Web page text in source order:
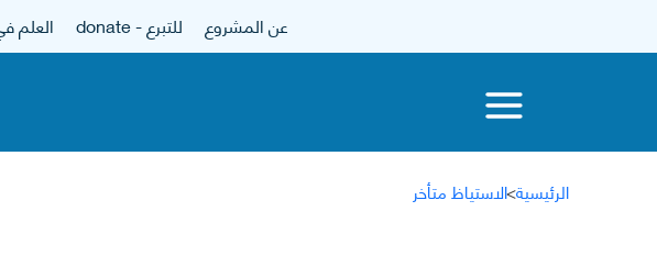
عن المشروع للتبرع - donate العلم
الرئيسية>الاستياظ متأخر